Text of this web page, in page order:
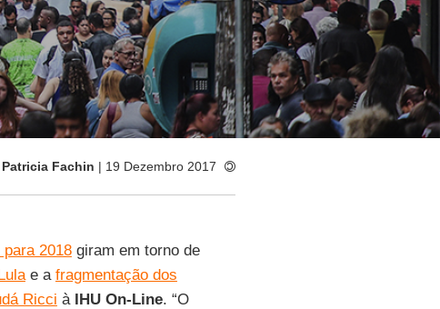
Patricia Fachin | 19 Dezembro 2017
2018giram em torno de
e a fragmentação dos
Ricci à IHU On-Line. “O